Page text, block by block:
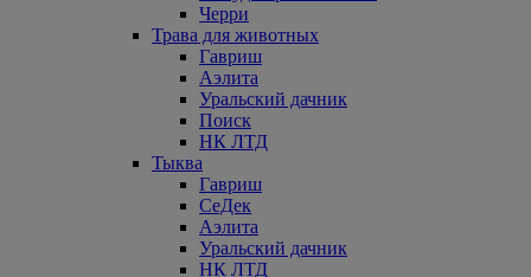
Черри
Трава для животных
Гавриш
Аэлита
Уральский дачник
Поиск
НК ЛТД
Тыква
Гавриш
СеДек
Аэлита
Уральский дачник
НК ЛТД